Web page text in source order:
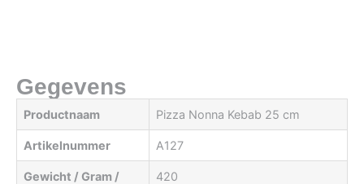
Gegevens
Productnaam Pizza Nonna Kebab 25 cm
Artikelnummer A127
Gewicht / Gram /
420